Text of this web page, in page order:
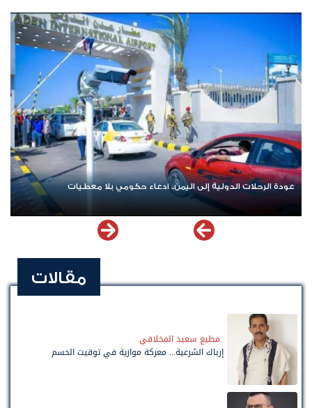
عودة الرحلات الدولية إلى اليمن.. ادعاء حكومي بلا معطيات
مقالات
مطيع سعيد المخلافي
إرباك الشرعية... معركة موازية في توقيت الحسم